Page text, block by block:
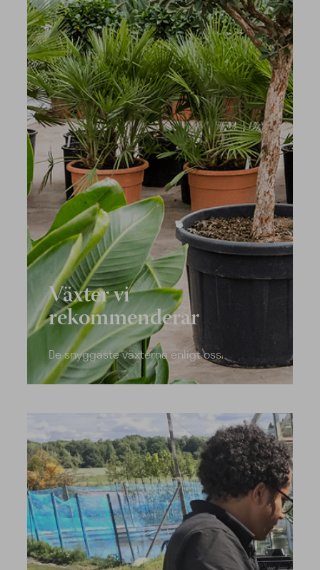
Växter vi
rekommenderar
De snyggaste växterna enligt oss.